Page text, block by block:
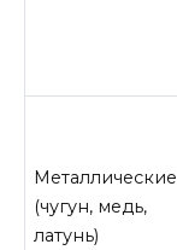
Металлические
(чугун, медь,
латунь)